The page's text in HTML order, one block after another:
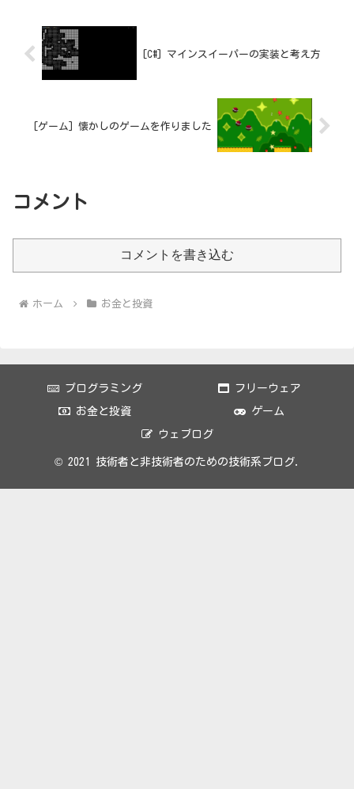
[C#] マインスイーパーの実装と考え方
[ゲーム] 懐かしのゲームを作りました
コメント
コメントを書き込む
ホーム お金と投資
プログラミング フリーウェア
お金と投資 ゲーム
ウェブログ
© 2021 技術者と非技術者のための技術系ブログ.